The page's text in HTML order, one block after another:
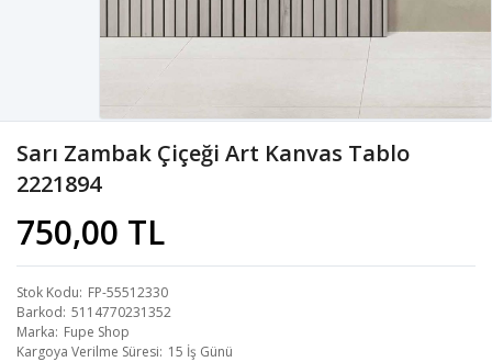
Sarı Zambak Çiçeği Art Kanvas Tablo
2221894
750,00 TL
Stok Kodu FP-55512330
Barkod 5114770231352
Marka Fupe Shop
Kargoya Verilme Süresi 15 İş Günü